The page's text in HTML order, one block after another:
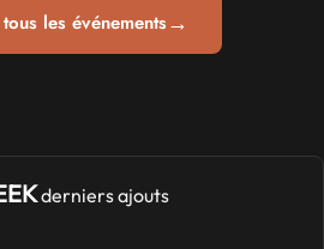
les événements→
derniers ajouts